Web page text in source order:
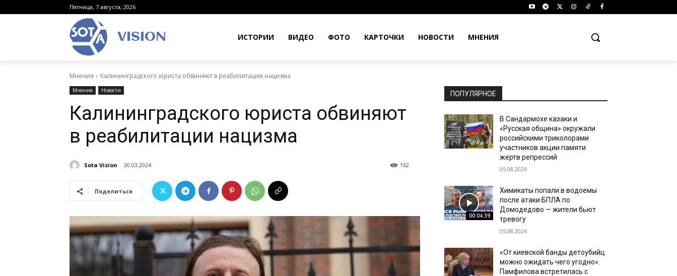
Пятница, 7 августа, 2026
VISION ИСТОРИИ ВИДЕО ФОТО КАРТОЧКИ НОВОСТИ МНЕНИЯ
Мнения Калининградского юриста обвиняют в реабилитации нацизма
Мнения Новости
Калининградского юриста обвиняют
в реабилитации нацизма
Sota Vision 30.03.2024 162
Поделиться
ПОПУЛЯРНОЕ
В Сандармохе казаки и
«Русская община» окружали
российскими триколорами
участников акции памяти
жертв репрессий
05.08.2026
00:04:39
Химикаты попали в водоемы
после атаки БПЛА по
Домодедово — жители бьют
тревогу
05.08.2026
«От киевской банды детоубийц
можно ожидать чего угодно».
Памфилова встретилась с